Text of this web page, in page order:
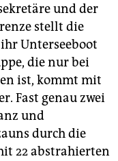
und der
stellt die
Unterseeboot
die nur bei
ist, kommt mit
Fast genau zwei
und
durch die
22 abstrahierten